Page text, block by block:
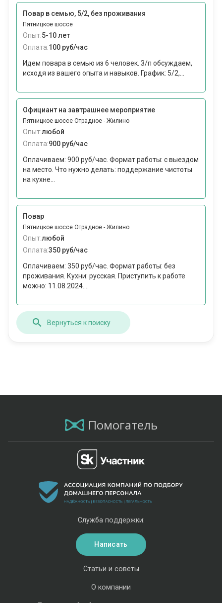
Повар в семью, 5/2, без проживания
Пятницкое шоссе
Опыт:5-10 лет
Оплата:100 руб/час
Идем повара в семью из 6 человек. З/п обсуждаем,
исходя из вашего опыта и навыков. График: 5/2,...
Официант на завтрашнее мероприятие
Пятницкое шоссе Отрадное - Жилино
Опыт:любой
Оплата:900 руб/час
Оплачиваем: 900 руб/час. Формат работы: с выездом
на место. Что нужно делать: поддержание чистоты
на кухне...
Повар
Пятницкое шоссе Отрадное - Жилино
Опыт:любой
Оплата:350 руб/час
Оплачиваем: 350 руб/час. Формат работы: без
проживания. Кухни: русская. Приступить к работе
можно: 11.08.2024....
Вернуться к поиску
Помогатель
Статьи и советы
О компании
Служба поддержки:
Написать